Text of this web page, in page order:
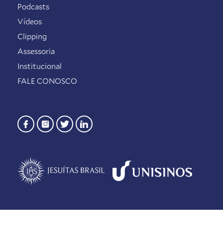
Podcasts
Vídeos
Clipping
Assessoria
Institucional
FALE CONOSCO